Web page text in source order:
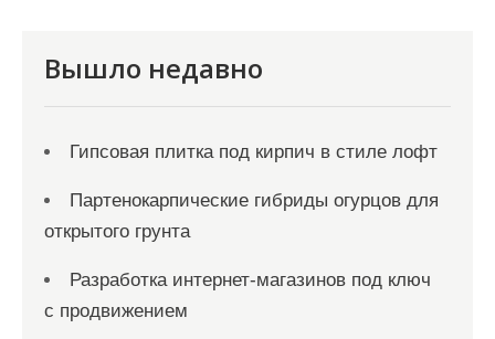
м
Вышло недавно
Гипсовая плитка под кирпич в стиле лофт
Партенокарпические гибриды огурцов для
открытого грунта
Разработка интернет-магазинов под ключ
с продвижением